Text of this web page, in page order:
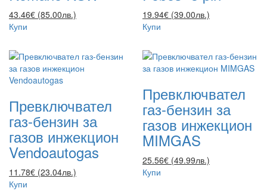
43.46€ (85.00лв.)
Купи
19.94€ (39.00лв.)
Купи
Превключвател
газ-бензин за
газов инжекцион
Vendoautogas
11.78€ (23.04лв.)
Купи
Превключвател
газ-бензин за
газов инжекцион
MIMGAS
25.56€ (49.99лв.)
Купи